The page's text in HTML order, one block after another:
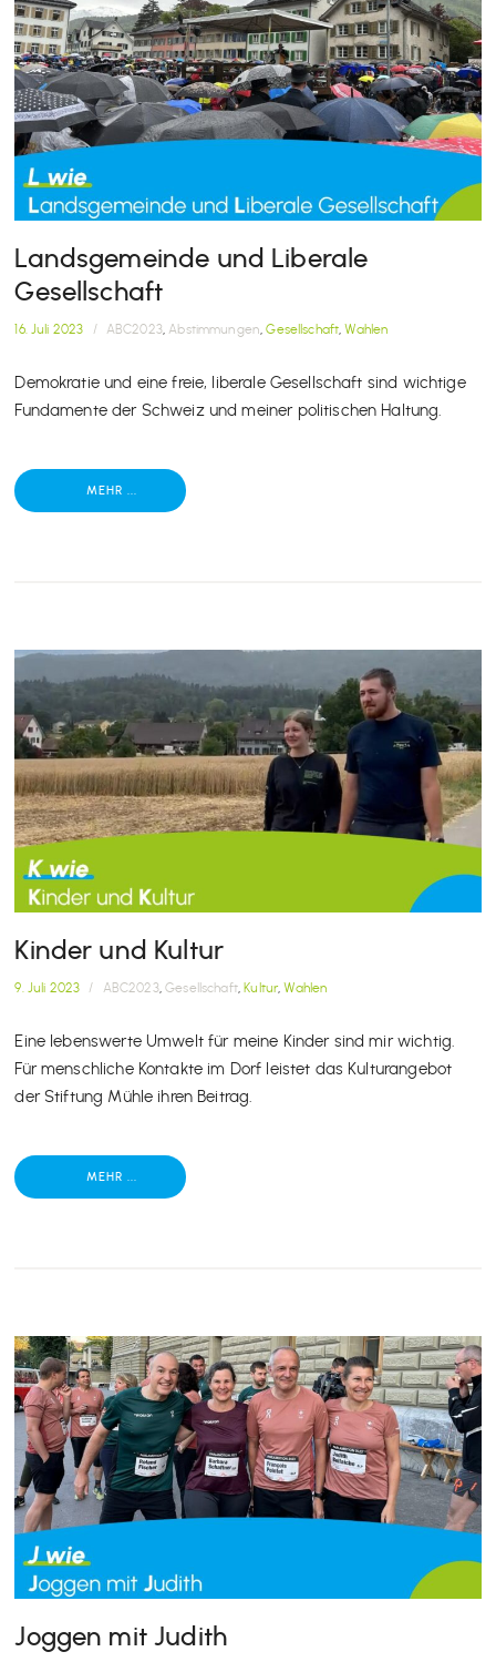
Landsgemeinde und Liberale
Gesellschaft
16. Juli 2023 / ABC2023, Abstimmungen ,Gesellschaft ,Wahlen
Demokratie und eine freie, liberale Gesellschaft sind wichtige
Fundamente der Schweiz und meiner politischen Haltung.
MEHR ...
Kinder und Kultur
9. Juli 2023 / ABC2023,Gesellschaft,Kultur,Wahlen
Eine lebenswerte Umwelt für meine Kinder sind mir wichtig.
Für menschliche Kontakte im Dorf leistet das Kulturangebot
der Stiftung Mühle ihren Beitrag.
MEHR ...
Joggen mit Judith